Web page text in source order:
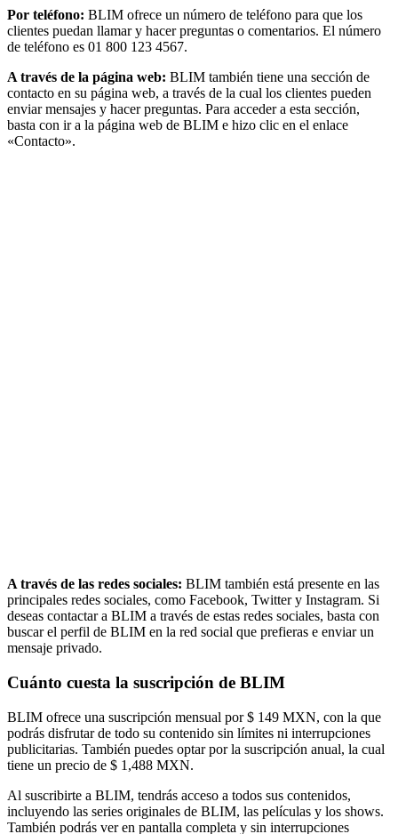
Por teléfono: BLIM ofrece un número de teléfono para que los
clientes puedan llamar y hacer preguntas o comentarios. El número
de teléfono es 01 800 123 4567.
A través de la página web: BLIM también tiene una sección de
contacto en su página web, a través de la cual los clientes pueden
enviar mensajes y hacer preguntas. Para acceder a esta sección,
basta con ir a la página web de BLIM e hizo clic en el enlace
«Contacto».
A través de las redes sociales: BLIM también está presente en las
principales redes sociales, como Facebook, Twitter y Instagram. Si
deseas contactar a BLIM a través de estas redes sociales, basta con
buscar el perfil de BLIM en la red social que prefieras e enviar un
mensaje privado.
Cuánto cuesta la suscripción de BLIM
BLIM ofrece una suscripción mensual por $ 149 MXN, con la que
podrás disfrutar de todo su contenido sin límites ni interrupciones
publicitarias. También puedes optar por la suscripción anual, la cual
tiene un precio de $ 1,488 MXN.
Al suscribirte a BLIM, tendrás acceso a todos sus contenidos,
incluyendo las series originales de BLIM, las películas y los shows.
También podrás ver en pantalla completa y sin interrupciones